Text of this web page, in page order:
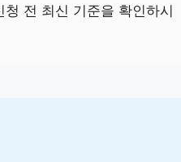
전 최신 기준을 확인하시